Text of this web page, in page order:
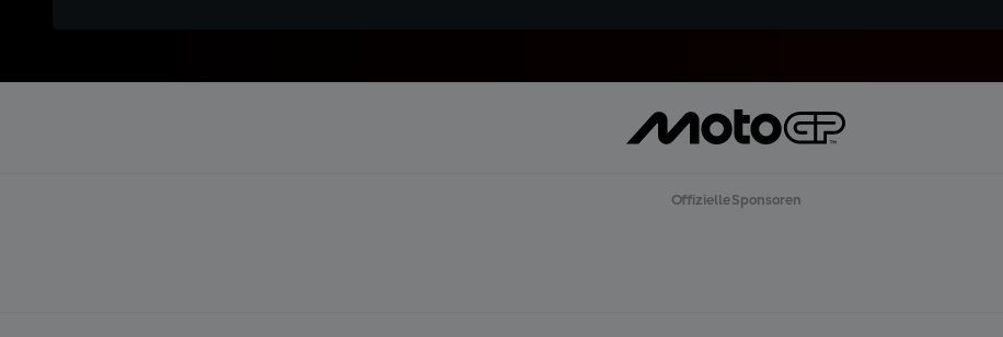
Offizielle Sponsoren